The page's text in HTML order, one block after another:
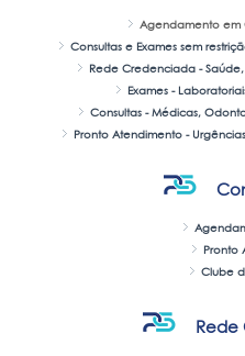
Agendamento em
Consultas e Exames sem
Rede Credenciada -
Exames -
Consultas - Médicas,
Pronto Atendimento -
Pronto
Clube
Rede